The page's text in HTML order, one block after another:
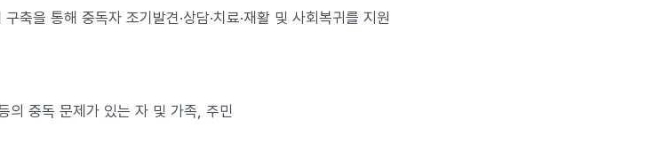
축을 통해 중독자 조기발견·상담·치료·재활 및 사회복귀를 지원
의 중독 문제가 있는 자 및 가족, 주민